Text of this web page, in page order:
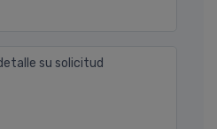
su solicitud